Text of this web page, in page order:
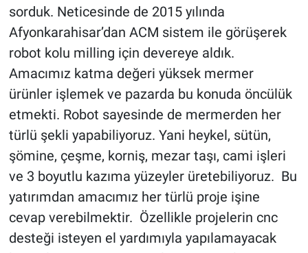
sorduk. Neticesinde de 2015 yılında
Afyonkarahisar’dan ACM sistem ile görüşerek
robot kolu milling için devereye aldık.
Amacımız katma değeri yüksek mermer
ürünler işlemek ve pazarda bu konuda öncülük
etmekti. Robot sayesinde de mermerden her
türlü şekli yapabiliyoruz. Yani heykel, sütün,
şömine, çeşme, korniş, mezar taşı, cami işleri
ve 3 boyutlu kazıma yüzeyler üretebiliyoruz. Bu
yatırımdan amacımız her türlü proje işine
cevap verebilmektir. Özellikle projelerin cnc
desteği isteyen el yardımıyla yapılamayacak